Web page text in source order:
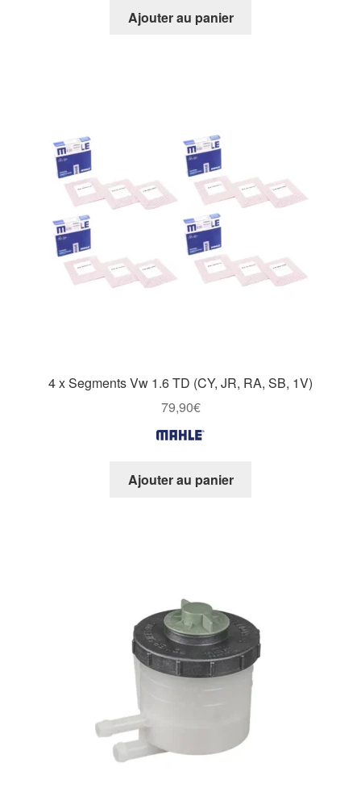
Ajouter au panier
4 x Segments Vw 1.6 TD (CY, JR, RA, SB, 1V)
79,90€
Ajouter au panier